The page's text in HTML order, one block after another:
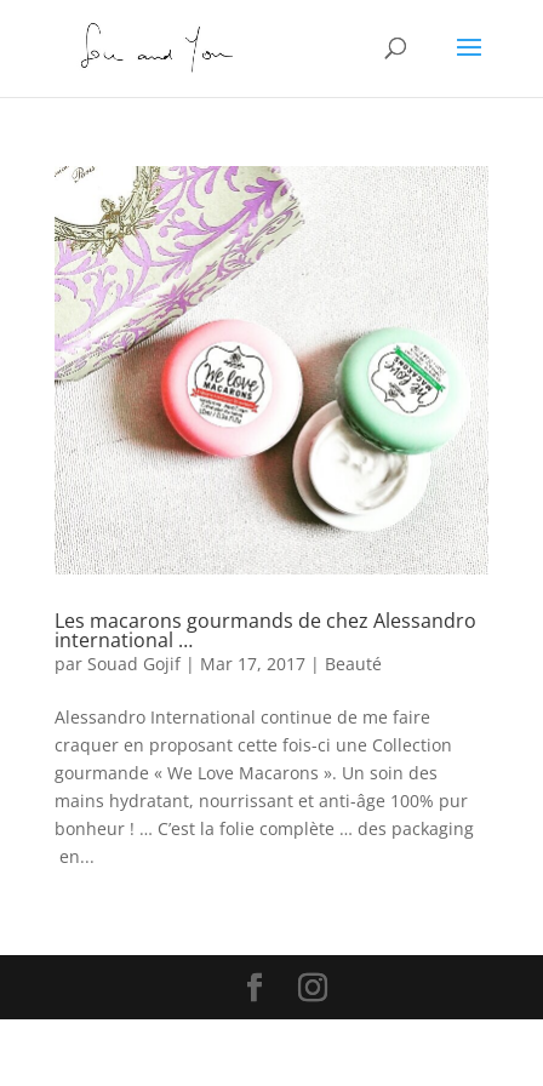
Les macarons gourmands de chez Alessandro
international …
par Souad Gojif| Mar 17, 2017| Beauté
Alessandro International continue de me faire
craquer en proposant cette fois-ci une Collection
gourmande « We Love Macarons ». Un soin des
mains hydratant, nourrissant et anti-âge 100% pur
bonheur ! … C’est la folie complète … des packaging
en...